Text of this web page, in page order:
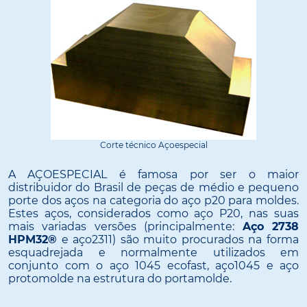
Corte técnico Açoespecial
A AÇOESPECIAL é famosa por ser o maior
distribuidor do Brasil de peças de médio e pequeno
porte dos aços na categoria do aço p20 para moldes.
Estes aços, considerados como aço P20, nas suas
mais variadas versões (principalmente: Aço 2738
HPM32® e aço2311) são muito procurados na forma
esquadrejada e normalmente utilizados em
conjunto com o aço 1045 ecofast, aço1045 e aço
protomolde na estrutura do portamolde.